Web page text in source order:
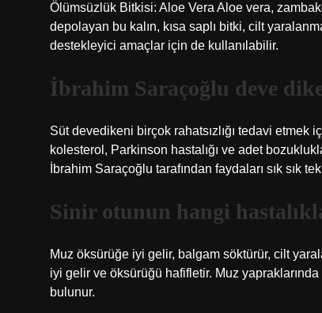
Ölümsüzlük Bitkisi: Aloe Vera Aloe vera,
depolayan bu kalın, kısa saplı bitki, cilt
destekleyici amaçlar için de kullanılabilir.
İbrahim Saraçoğlu deve
Süt devedikeni birçok rahatsızlığı tedavi etmek
kolesterol, Parkinson hastalığı ve adet
İbrahim Saraçoğlu tarafından faydaları sık sık
Sinir otunun hangi
Muz öksürüğe iyi gelir, balgam söktürür, cilt
iyi gelir ve öksürüğü hafifletir. Muz
bulunur.